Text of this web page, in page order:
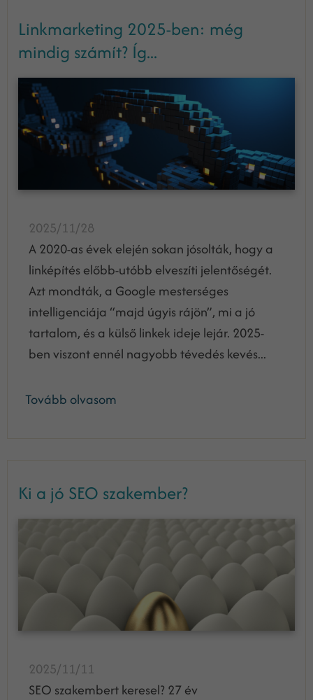
Linkmarketing 2025-ben: még
mindig számít? Íg...
2025/11/28
A 2020-as évek elején sokan jósolták, hogy a
linképítés előbb-utóbb elveszíti jelentőségét.
Azt mondták, a Google mesterséges
intelligenciája “majd úgyis rájön”, mi a jó
tartalom, és a külső linkek ideje lejár. 2025-
ben viszont ennél nagyobb tévedés kevés...
Tovább olvasom
Ki a jó SEO szakember?
2025/11/11
SEO szakembert keresel? 27 év